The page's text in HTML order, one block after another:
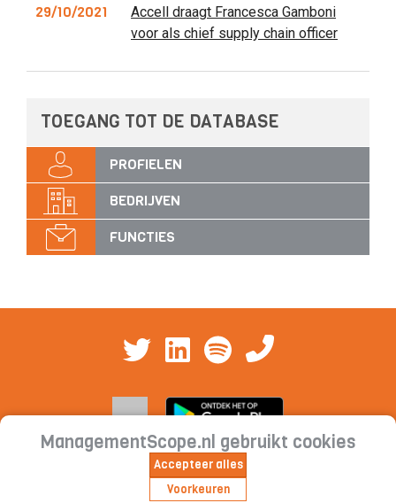
29/10/2021
Accell draagt Francesca Gamboni
voor als chief supply chain officer
TOEGANG TOT DE DATABASE
PROFIELEN
BEDRIJVEN
FUNCTIES
Cookieverklaring | Privacyverklaring |
ManagementScope.nl gebruikt cookies
Accepteer alles
Voorkeuren